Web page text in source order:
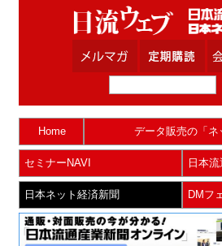
Home データ販売の「ネ
セミナーNAVI 日本
日本ネット経済新聞 DMフ